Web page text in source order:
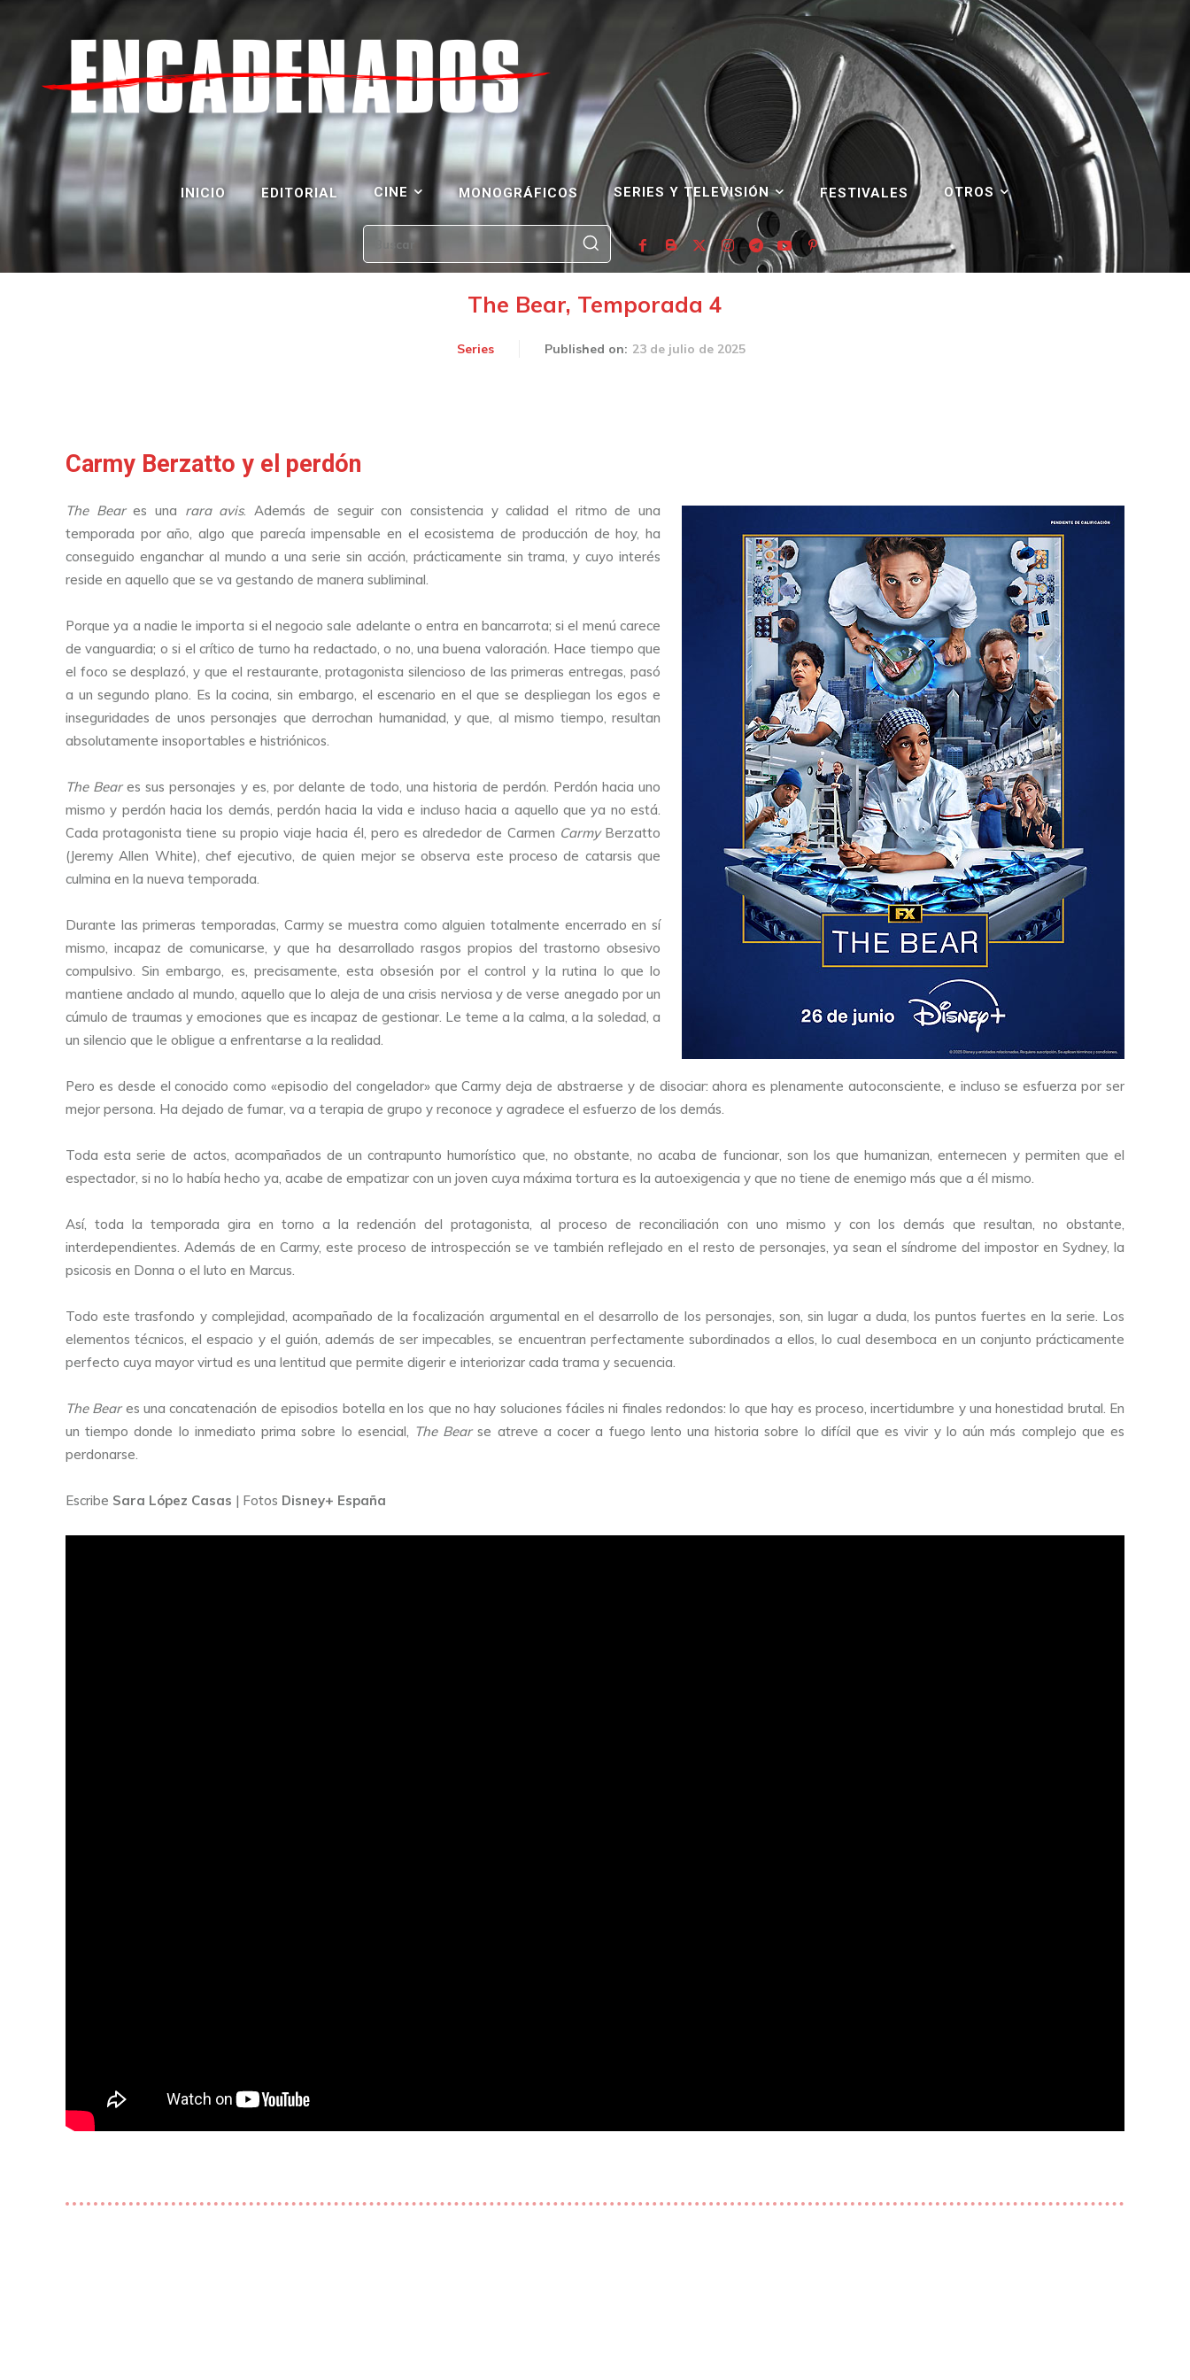
INICIO EDITORIAL CINE MONOGRÁFICOS SERIES Y TELEVISIÓN FESTIVALES OTROS
Buscar
The Bear, Temporada 4
Series Published on: 23 de julio de 2025
Carmy Berzatto y el perdón
The Beares una rara avis. Además de seguir con consistencia y calidad el ritmo de una
temporada por año, algo que parecía impensable en el ecosistema de producción de hoy, ha
conseguido enganchar al mundo a una serie sin acción, prácticamente sin trama, y cuyo interés
reside en aquello que se va gestando de manera subliminal.
Porque ya a nadie le importa si el negocio sale adelante o entra en bancarrota; si el menú carece
de vanguardia; o si el crítico de turno ha redactado, o no, una buena valoración. Hace tiempo que
el foco se desplazó, y que el restaurante, protagonista silencioso de las primeras entregas, pasó
a un segundo plano. Es la cocina, sin embargo, el escenario en el que se despliegan los egos e
inseguridades de unos personajes que derrochan humanidad, y que, al mismo tiempo, resultan
absolutamente insoportables e histriónicos.
The Beares sus personajes y es, por delante de todo, una historia de perdón. Perdón hacia uno
mismo y perdón hacia los demás, perdón hacia la vida e incluso hacia a aquello que ya no está.
Cada protagonista tiene su propio viaje hacia él, pero es alrededor de Carmen CarmyBerzatto
(Jeremy Allen White), chef ejecutivo, de quien mejor se observa este proceso de catarsis que
culmina en la nueva temporada.
Durante las primeras temporadas, Carmy se muestra como alguien totalmente encerrado en sí
mismo, incapaz de comunicarse, y que ha desarrollado rasgos propios del trastorno obsesivo
compulsivo. Sin embargo, es, precisamente, esta obsesión por el control y la rutina lo que lo
mantiene anclado al mundo, aquello que lo aleja de una crisis nerviosa y de verse anegado por un
cúmulo de traumas y emociones que es incapaz de gestionar. Le teme a la calma, a la soledad, a
un silencio que le obligue a enfrentarse a la realidad.
Pero es desde el conocido como «episodio del congelador» que Carmy deja de abstraerse y de disociar: ahora es plenamente autoconsciente, e incluso se esfuerza por ser
mejor persona. Ha dejado de fumar, va a terapia de grupo y reconoce y agradece el esfuerzo de los demás.
Toda esta serie de actos, acompañados de un contrapunto humorístico que, no obstante, no acaba de funcionar, son los que humanizan, enternecen y permiten que el
espectador, si no lo había hecho ya, acabe de empatizar con un joven cuya máxima tortura es la autoexigencia y que no tiene de enemigo más que a él mismo.
Así, toda la temporada gira en torno a la redención del protagonista, al proceso de reconciliación con uno mismo y con los demás que resultan, no obstante,
interdependientes. Además de en Carmy, este proceso de introspección se ve también reflejado en el resto de personajes, ya sean el síndrome del impostor en Sydney, la
psicosis en Donna o el luto en Marcus.
Todo este trasfondo y complejidad, acompañado de la focalización argumental en el desarrollo de los personajes, son, sin lugar a duda, los puntos fuertes en la serie. Los
elementos técnicos, el espacio y el guión, además de ser impecables, se encuentran perfectamente subordinados a ellos, lo cual desemboca en un conjunto prácticamente
perfecto cuya mayor virtud es una lentitud que permite digerir e interiorizar cada trama y secuencia.
The Beares una concatenación de episodios botella en los que no hay soluciones fáciles ni finales redondos: lo que hay es proceso, incertidumbre y una honestidad brutal. En
un tiempo donde lo inmediato prima sobre lo esencial, The Bearse atreve a cocer a fuego lento una historia sobre lo difícil que es vivir y lo aún más complejo que es
perdonarse.
Escribe Sara López Casas | Fotos Disney+ España